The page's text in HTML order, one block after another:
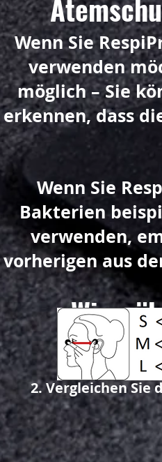
Wenn Sie
verwenden
möglich – Sie
erkennen, dass
Wenn Sie
Bakterien
verwenden,
vorherigen aus
Wie
Messen
Vergleichen Sie